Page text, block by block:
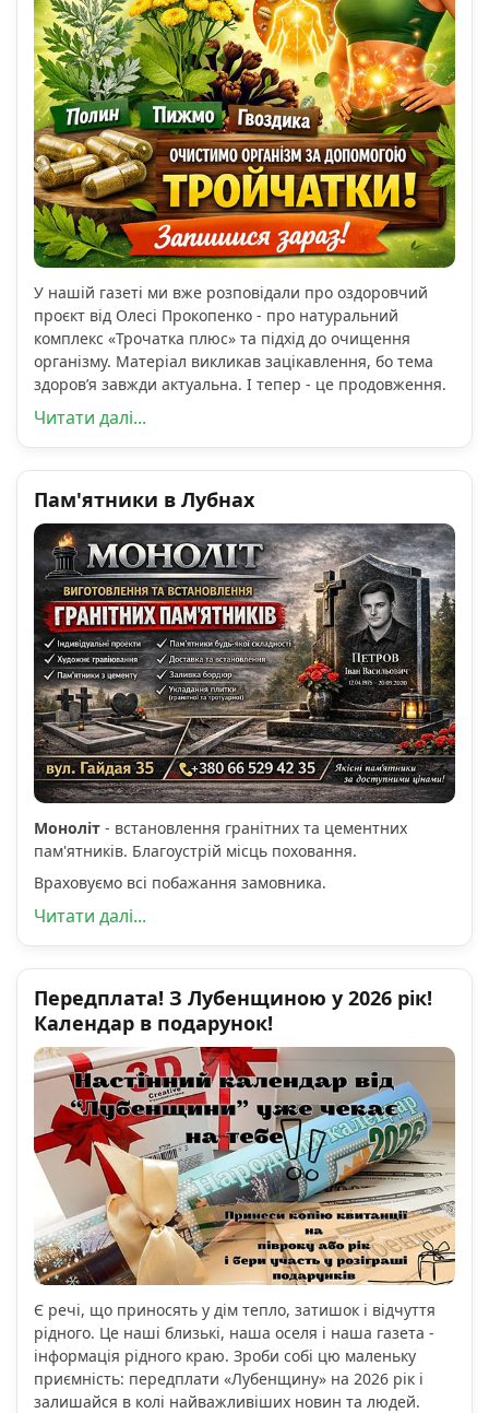
У нашій газеті ми вже розповідали про оздоровчий
проєкт від Олесі Прокопенко - про натуральний
комплекс «Трочатка плюс» та підхід до очищення
організму. Матеріал викликав зацікавлення, бо тема
здоров’я завжди актуальна. І тепер - це продовження.
Читати далі...
Пам'ятники в Лубнах
Моноліт - встановлення гранітних та цементних
пам'ятників. Благоустрій місць поховання.
Враховуємо всі побажання замовника.
Читати далі...
Передплата! З Лубенщиною у 2026 рік!
Календар в подарунок!
Є речі, що приносять у дім тепло, затишок і відчуття
рідного. Це наші близькі, наша оселя і наша газета -
інформація рідного краю. Зроби собі цю маленьку
приємність: передплати «Лубенщину» на 2026 рік і
залишайся в колі найважливіших новин та людей.